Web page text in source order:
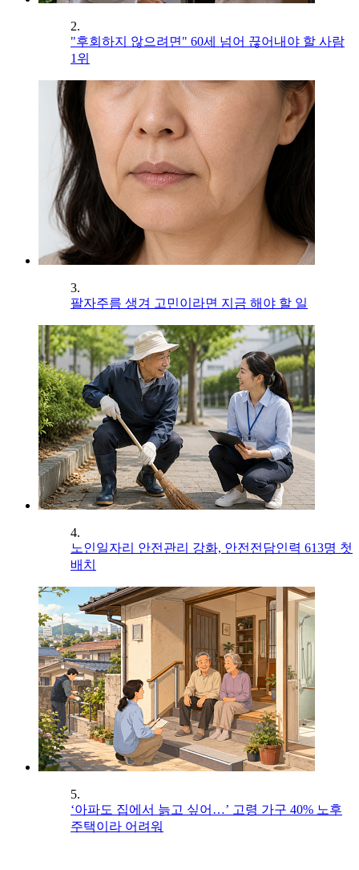
2.
"후회하지 않으려면" 60세 넘어 끊어내야 할 사람
1위
3.
팔자주름 생겨 고민이라면 지금 해야 할 일
4.
노인일자리 안전관리 강화, 안전전담인력 613명 첫
배치
5.
‘아파도 집에서 늙고 싶어…’ 고령 가구 40% 노후
주택이라 어려워